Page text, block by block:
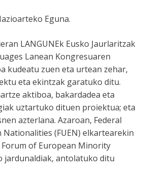
Eguna.
LANGUNEk Eusko Jaurlaritzak
Lanean Kongresuaren
kudeatu zuen eta urtean zehar,
eta ekintzak garatuko ditu.
aktiboa, bakardadea eta
uztartuko dituen proiektua; eta
azterlana. Azaroan, Federal
(FUEN) elkartearekin
Forum of European Minority
jardunaldiak, antolatuko ditu